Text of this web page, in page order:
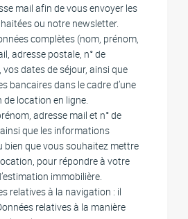
mail afin de vous envoyer les
ou notre newsletter.
complètes (nom, prénom,
adresse postale, n° de
vos dates de séjour, ainsi que
bancaires dans le cadre d’une
de location en ligne.
adresse mail et n° de
que les informations
bien que vous souhaitez mettre
pour répondre à votre
immobilière.
relatives à la navigation : il
relatives à la manière